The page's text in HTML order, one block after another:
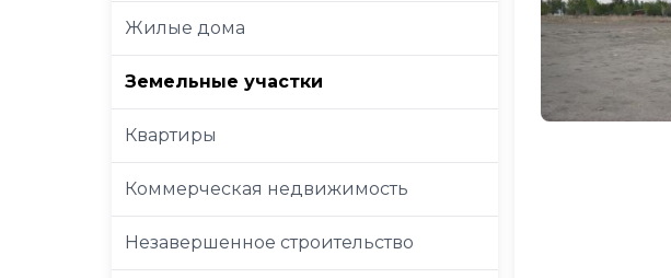
Жилые дома
Земельные участки
Квартиры
Коммерческая недвижимость
Незавершенное строительство